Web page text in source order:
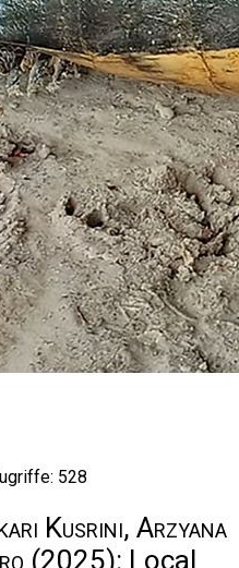
528
Kusrini, Arzyana
(2025): Local